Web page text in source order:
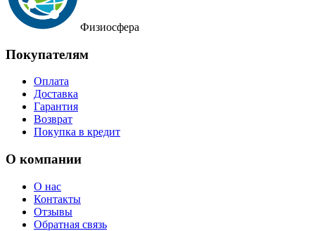
Физиосфера
Покупателям
Оплата
Доставка
Гарантия
Возврат
Покупка в кредит
О компании
О нас
Контакты
Отзывы
Обратная связь